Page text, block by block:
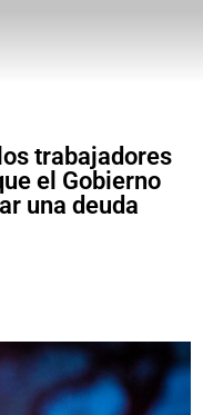
trabajadores
el Gobierno
una deuda